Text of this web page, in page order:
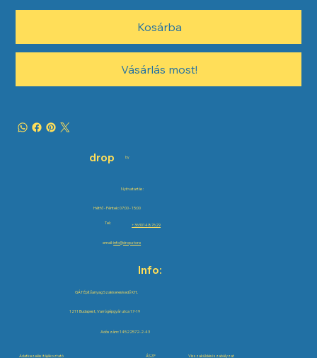
Kosárba
Vásárlás most!
drop by
Info:
GÁT Építőanyag Szakkereskedő Kft.
1211 Budapest, Varrógépgyár utca 17-19
Adószám: 14522572-2-43
Visszaküldési szabályzat
ÁSZF
Adatkezelési tájékoztató
Nyitvatartás:
Tel.:
email:info@drop.store
+36301487629
Hétfő - Péntek: 07:00 - 15:00